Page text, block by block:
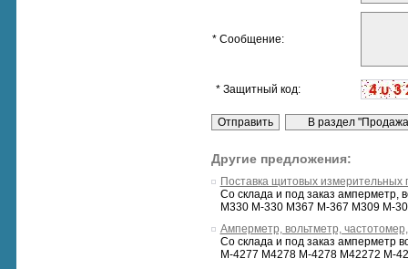
* Сообщение:
* Защитный код:
Другие предложения:
Поставка щитовых измерительных
Со склада и под заказ
М330 М-330 М367 М-367 М309 М-
Амперметр, вольтметр,
Со склада и под заказ амперметр
М-4277 M4278 М-4278 М42272 М-